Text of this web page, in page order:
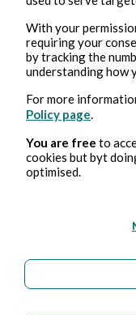
Feb 18, 20252 min
Foundation -
Stéphane
With your
requiring your
by tracking the
understanding how
For more
Policy page
You are free to
cookies but byt
optimised.